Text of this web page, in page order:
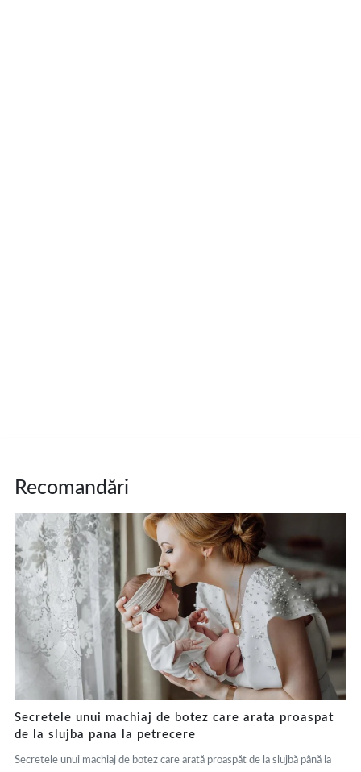
Recomandări
Secretele unui machiaj de botez care arata proaspat
de la slujba pana la petrecere
Secretele unui machiaj de botez care arată proaspăt de la slujbă până la